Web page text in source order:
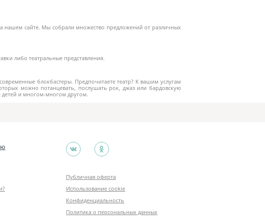
нашем сайте. Мы собрали множество предложений от различных
либо театральные представления.
блокбастеры. Предпочитаете театр? К вашим услугам
можно потанцевать, послушать рок, джаз или бардовскую
детей и многом-многом другом.
Публичная оферта
Использование cookie
Конфиденциальность
Политика о персональных данных